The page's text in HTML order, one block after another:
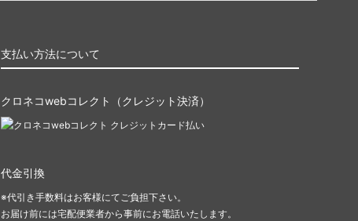
支払い方法について
クロネコwebコレクト（クレジット決済）
代金引換
※代引き手数料はお客様にてご負担下さい。
お届け前には宅配便業者から事前にお電話いたします。